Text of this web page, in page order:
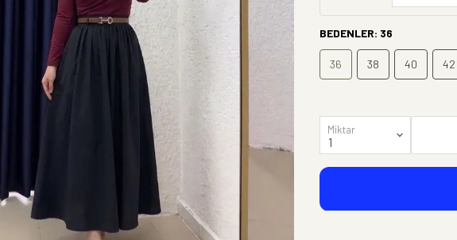
BEDENLER: 36
36 38 40 42
Miktar